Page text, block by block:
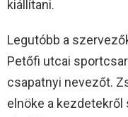
kiállítani.
Legutóbb a
Petőfi utcai
csapatnyi nevezőt.
elnöke a kezdetekről